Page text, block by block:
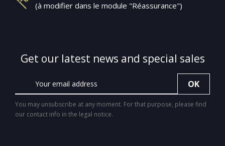
(à modifier dans le module "Réassurance")
Get our latest news and special sales
You may unsubscribe at any moment. For that purpose, please find
our contact info in the legal notice.